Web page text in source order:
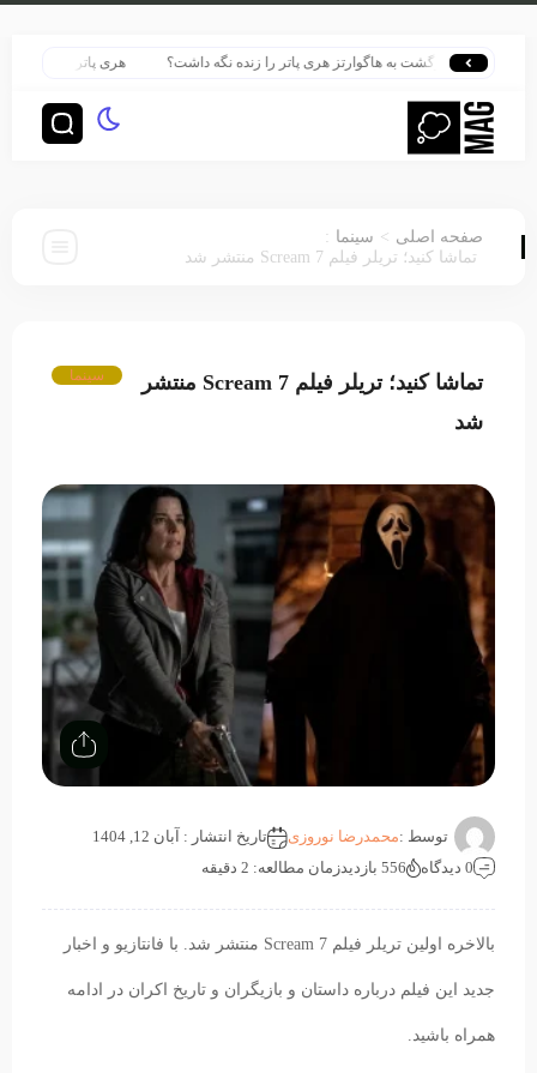
چگونه بازگشت به هاگوارتز هری پاتر را زنده نگه داشت؟ هری پاتر در قلب
صفحه اصلی > سینما :
تماشا کنید؛ تریلر فیلم Scream 7 منتشر شد
تماشا کنید؛ تریلر فیلم Scream 7 منتشر
شد
سینما
توسط :محمدرضا نوروزی
تاریخ انتشار : آبان 12, 1404
0 دیدگاه
556 بازدید زمان مطالعه: 2 دقیقه
بالاخره اولین تریلر فیلم Scream 7 منتشر شد. با فانتازیو و اخبار
جدید این فیلم درباره داستان و بازیگران و تاریخ اکران در ادامه
همراه باشید.